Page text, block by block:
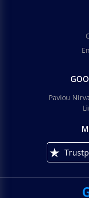
Pavlou